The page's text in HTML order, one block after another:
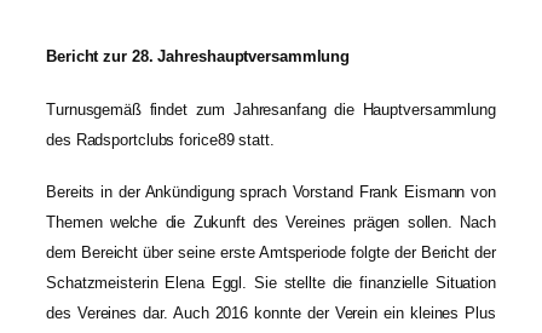
Bericht zur 28. Jahreshauptversammlung
Turnusgemäß findet zum Jahresanfang die Hauptversammlung
des Radsportclubs forice89 statt.
Bereits in der Ankündigung sprach Vorstand Frank Eismann von
Themen welche die Zukunft des Vereines prägen sollen. Nach
dem Bereicht über seine erste Amtsperiode folgte der Bericht der
Schatzmeisterin Elena Eggl. Sie stellte die finanzielle Situation
des Vereines dar. Auch 2016 konnte der Verein ein kleines Plus